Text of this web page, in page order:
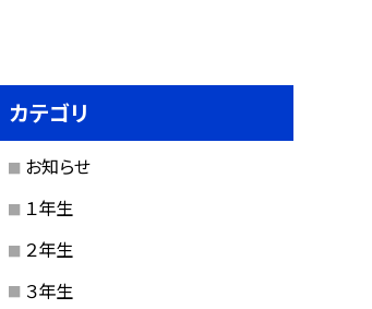
カテゴリ
お知らせ
１年生
２年生
３年生